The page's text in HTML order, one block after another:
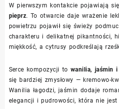
W pierwszym kontakcie pojawiają się
pieprz. To otwarcie daje wrażenie
powietrzu pojawił się świeży
charakteru i delikatnej pikantności,
miękkość, a cytrusy podkreślają
Serce kompozycji to wanilia, jaśmin
się bardziej zmysłowy — kremowo-
Wanilia łagodzi, jaśmin dodaje
elegancji i pudrowości, która nie jest